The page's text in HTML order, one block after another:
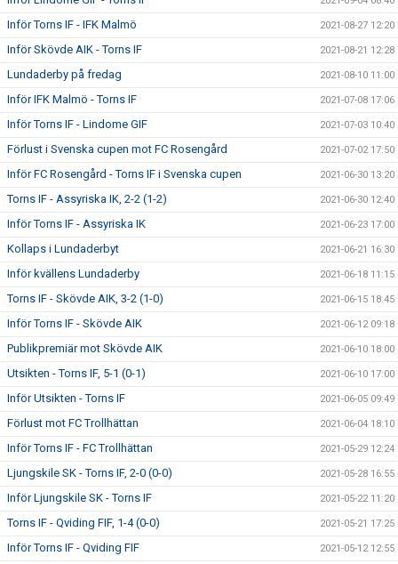
Inför Torns IF - IFK Malmö 2021-08-27 12:20
Inför Skövde AIK - Torns IF 2021-08-21 12:28
Lundaderby på fredag 2021-08-10 11:00
Inför IFK Malmö - Torns IF 2021-07-08 17:06
Inför Torns IF - Lindome GIF 2021-07-03 10:40
Förlust i Svenska cupen mot FC Rosengård 2021-07-02 17:50
Inför FC Rosengård - Torns IF i Svenska cupen 2021-06-30 13:20
Torns IF - Assyriska IK, 2-2 (1-2) 2021-06-30 12:40
Inför Torns IF - Assyriska IK 2021-06-23 17:00
Kollaps i Lundaderbyt 2021-06-21 16:30
Inför kvällens Lundaderby 2021-06-18 11:15
Torns IF - Skövde AIK, 3-2 (1-0) 2021-06-15 18:45
Inför Torns IF - Skövde AIK 2021-06-12 09:18
Publikpremiär mot Skövde AIK 2021-06-10 18:00
Utsikten - Torns IF, 5-1 (0-1) 2021-06-10 17:00
Inför Utsikten - Torns IF 2021-06-05 09:49
Förlust mot FC Trollhättan 2021-06-04 18:10
Inför Torns IF - FC Trollhättan 2021-05-29 12:24
Ljungskile SK - Torns IF, 2-0 (0-0) 2021-05-28 16:55
Inför Ljungskile SK - Torns IF 2021-05-22 11:20
Torns IF - Qviding FIF, 1-4 (0-0) 2021-05-21 17:25
Inför Torns IF - Qviding FIF 2021-05-12 12:55